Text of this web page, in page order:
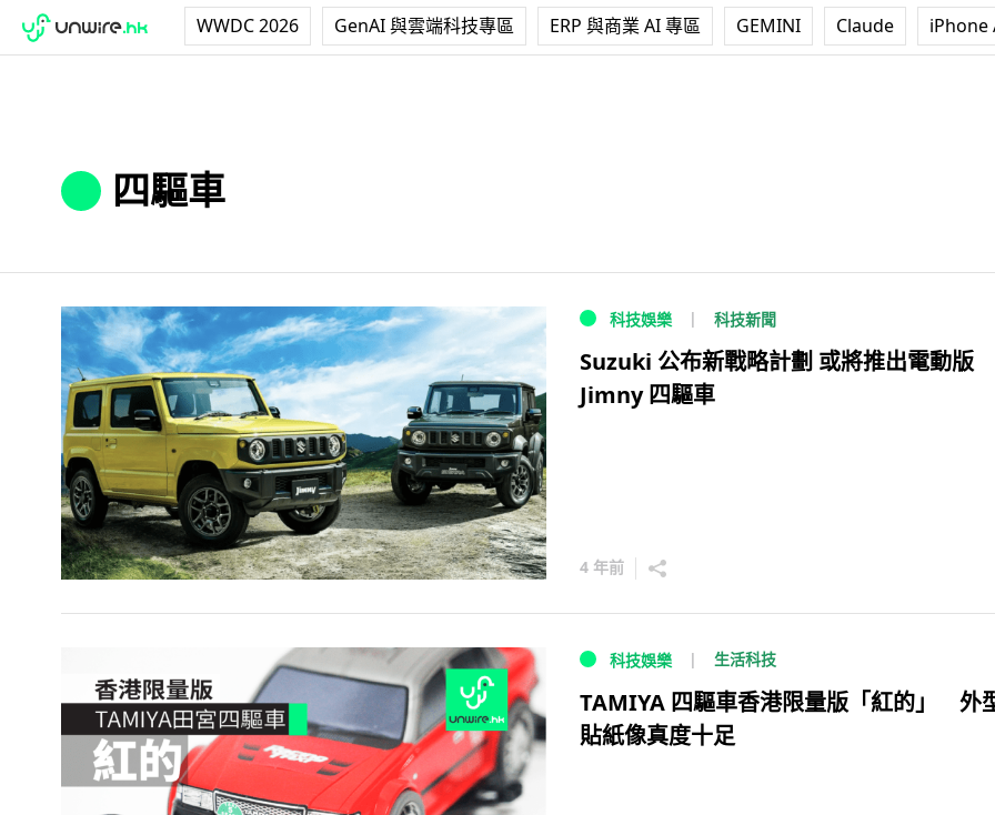
WWDC 2026 GenAI 與雲端科技專區 ERP 與商業 AI 專區 GEMINI Claude iPhone
四驅車
科技娛樂 科技新聞
Suzuki 公布新戰略計劃 或將推出電動版
Jimny 四驅車
4 年前
科技娛樂 生活科技
TAMIYA 四驅車香港限量版「紅的」 外
貼紙像真度十足